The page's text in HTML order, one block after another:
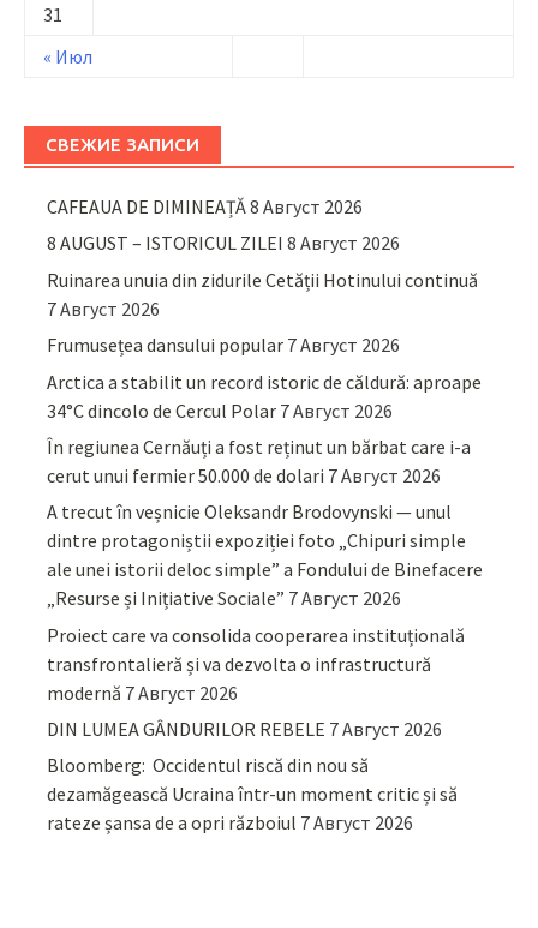
« Июл
31
СВЕЖИЕ ЗАПИСИ
CAFEAUA DE DIMINEAȚĂ8 Август 2026
8 AUGUST – ISTORICUL ZILEI 8 Август 2026
Ruinarea unuia din zidurile Cetății Hotinului continuă
7 Август 2026
Frumusețea dansului popular 7 Август 2026
Arctica a stabilit un record istoric de căldură: aproape
34°C dincolo de Cercul Polar 7 Август 2026
În regiunea Cernăuți a fost reținut un bărbat care i-a
cerut unui fermier 50.000 de dolari 7 Август 2026
A trecut în veșnicie Oleksandr Brodovynski — unul
dintre protagoniștii expoziției foto „Chipuri simple
ale unei istorii deloc simple” a Fondului de Binefacere
„Resurse și Inițiative Sociale” 7 Август 2026
Proiect care va consolida cooperarea instituțională
transfrontalieră și va dezvolta o infrastructură
modernă 7 Август 2026
DIN LUMEA GÂNDURILOR REBELE 7 Август 2026
Bloomberg: Occidentul riscă din nou să
dezamăgească Ucraina într-un moment critic și să
rateze șansa de a opri războiul 7 Август 2026